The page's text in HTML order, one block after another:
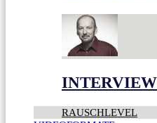
RAUSCHLEVEL